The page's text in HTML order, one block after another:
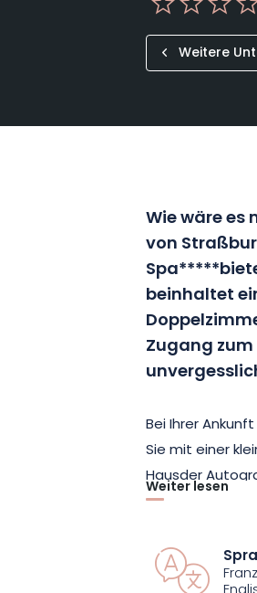
Weitere
Wie wäre es
von
Spa*****
beinhaltet
Zugang zum
Bei Ihrer
Sie mit einer
Hausder
Empfangens
und wird Sie
Tatsache,
Weiter lesen